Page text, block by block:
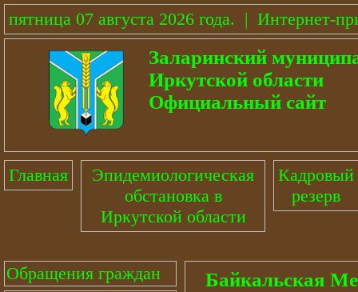
пятница 07 августа 2026 года. | Интернет-
Заларинский
Иркутской области
Официальный сайт
Главная
Эпидемиологическая
обстановка в
Иркутской области
Кадровый
резерв
Обращения граждан
Байкальская